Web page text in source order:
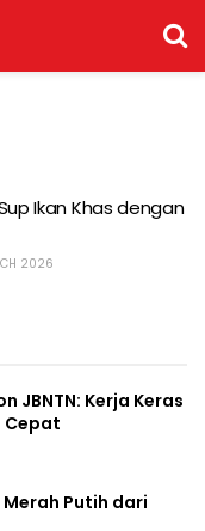
Ikan Khas dengan
2026
JBNTN: Kerja Keras
Cepat
Putih dari